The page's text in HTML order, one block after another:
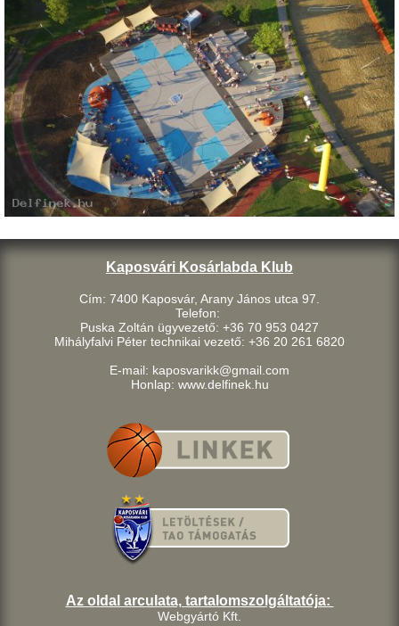
Kaposvári Kosárlabda Klub
Cím: 7400 Kaposvár, Arany János utca 97.
Telefon:
Puska Zoltán ügyvezető: +36 70 953 0427
Mihályfalvi Péter technikai vezető: +36 20 261 6820
E-mail: kaposvarikk@gmail.com
Honlap: www.delfinek.hu
Az oldal arculata, tartalomszolgáltatója:
Webgyártó Kft.